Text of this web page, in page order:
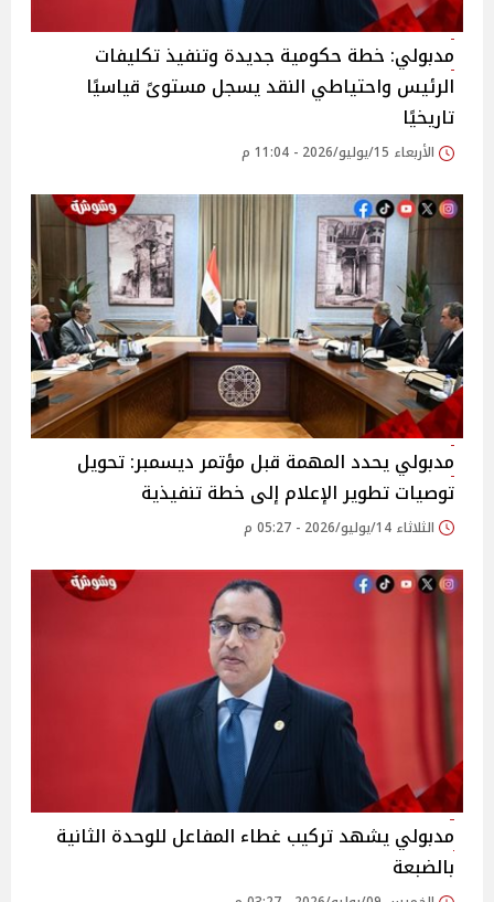
مدبولي: خطة حكومية جديدة وتنفيذ تكليفات
الرئيس واحتياطي النقد يسجل مستوىً قياسيًا
تاريخيًا
الأربعاء 15/يوليو/2026 - 11:04 م
مدبولي يحدد المهمة قبل مؤتمر ديسمبر: تحويل
توصيات تطوير الإعلام إلى خطة تنفيذية
الثلاثاء 14/يوليو/2026 - 05:27 م
مدبولي يشهد تركيب غطاء المفاعل للوحدة الثانية
بالضبعة